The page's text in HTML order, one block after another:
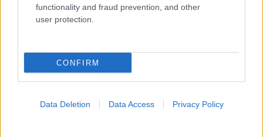
functionality and fraud prevention, and other
user protection.
CONFIRM
Data Deletion Data Access Privacy Policy